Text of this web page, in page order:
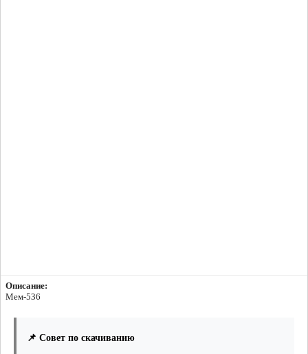
Описание:
Мем-536
📌 Совет по скачиванию